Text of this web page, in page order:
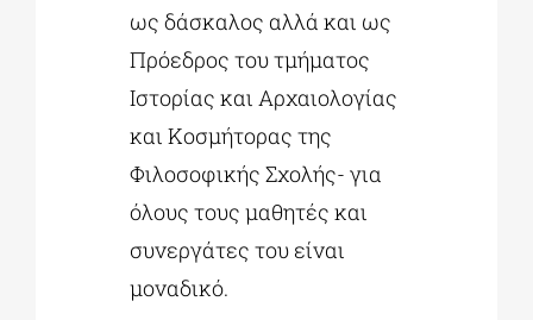
ως δάσκαλος αλλά και ως
Πρόεδρος του τμήματος
Ιστορίας και Αρχαιολογίας
και Κοσμήτορας της
Φιλοσοφικής Σχολής- για
όλους τους μαθητές και
συνεργάτες του είναι
μοναδικό.